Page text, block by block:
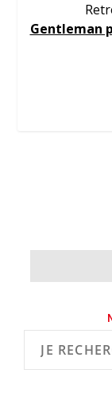
Gentleman